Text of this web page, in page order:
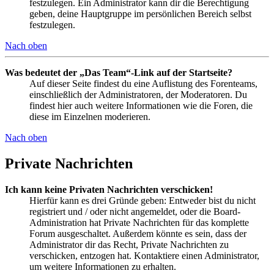
festzulegen. Ein Administrator kann dir die Berechtigung
geben, deine Hauptgruppe im persönlichen Bereich selbst
festzulegen.
Nach oben
Was bedeutet der „Das Team“-Link auf der Startseite?
Auf dieser Seite findest du eine Auflistung des Forenteams,
einschließlich der Administratoren, der Moderatoren. Du
findest hier auch weitere Informationen wie die Foren, die
diese im Einzelnen moderieren.
Nach oben
Private Nachrichten
Ich kann keine Privaten Nachrichten verschicken!
Hierfür kann es drei Gründe geben: Entweder bist du nicht
registriert und / oder nicht angemeldet, oder die Board-
Administration hat Private Nachrichten für das komplette
Forum ausgeschaltet. Außerdem könnte es sein, dass der
Administrator dir das Recht, Private Nachrichten zu
verschicken, entzogen hat. Kontaktiere einen Administrator,
um weitere Informationen zu erhalten.